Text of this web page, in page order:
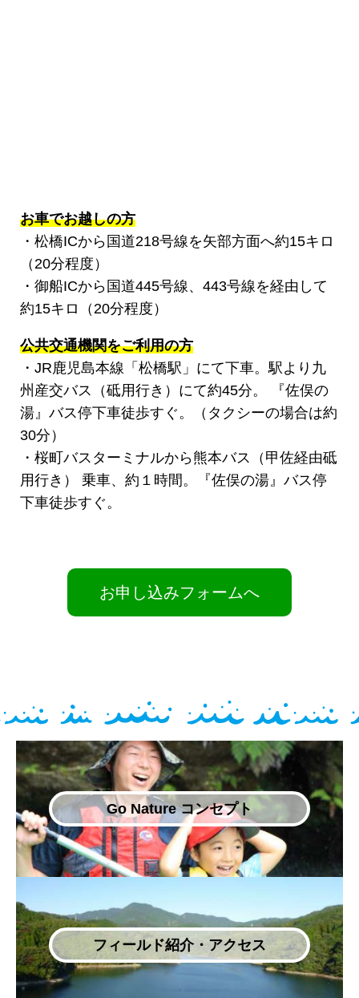
お車でお越しの方
・松橋ICから国道218号線を矢部方面へ約15キロ
（20分程度）
・御船ICから国道445号線、443号線を経由して
約15キロ（20分程度）
公共交通機関をご利用の方
・JR鹿児島本線「松橋駅」にて下車。駅より九
州産交バス（砥用行き）にて約45分。 『佐俣の
湯』バス停下車徒歩すぐ。（タクシーの場合は約
30分）
・桜町バスターミナルから熊本バス（甲佐経由砥
用行き） 乗車、約１時間。『佐俣の湯』バス停
下車徒歩すぐ。
お申し込みフォームへ
Go Nature コンセプト
フィールド紹介・アクセス